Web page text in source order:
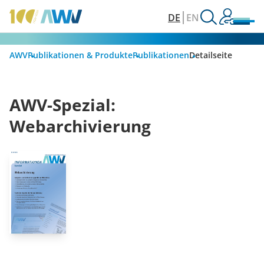
DE EN
AWVPublikationen & ProduktePublikationenDetailseite
AWV-Spezial:
Webarchivierung